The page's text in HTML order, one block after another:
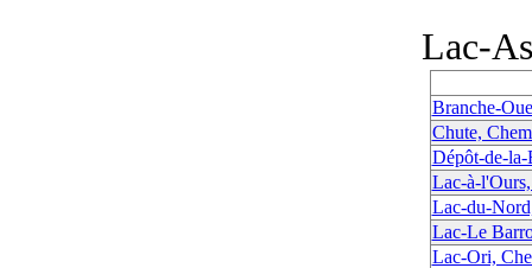
Lac-
Branche-
Chute,
Dépôt-de-la-
Lac-à-
Lac-du-
Lac-Le
Lac-Ori,